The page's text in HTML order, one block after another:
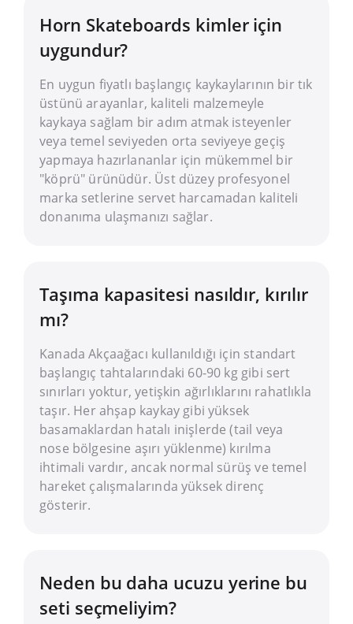
Horn Skateboards kimler için
uygundur?
En uygun fiyatlı başlangıç kaykaylarının bir tık
üstünü arayanlar, kaliteli malzemeyle
kaykaya sağlam bir adım atmak isteyenler
veya temel seviyeden orta seviyeye geçiş
yapmaya hazırlananlar için mükemmel bir
"köprü" ürünüdür. Üst düzey profesyonel
marka setlerine servet harcamadan kaliteli
donanıma ulaşmanızı sağlar.
Taşıma kapasitesi nasıldır, kırılır
mı?
Kanada Akçaağacı kullanıldığı için standart
başlangıç tahtalarındaki 60-90 kg gibi sert
sınırları yoktur, yetişkin ağırlıklarını rahatlıkla
taşır. Her ahşap kaykay gibi yüksek
basamaklardan hatalı inişlerde (tail veya
nose bölgesine aşırı yüklenme) kırılma
ihtimali vardır, ancak normal sürüş ve temel
hareket çalışmalarında yüksek direnç
gösterir.
Neden bu daha ucuzu yerine bu
seti seçmeliyim?